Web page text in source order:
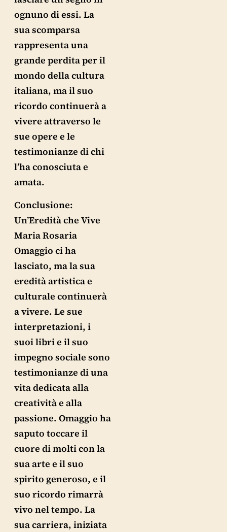
ognuno di essi. La
sua scomparsa
rappresenta una
grande perdita per il
mondo della cultura
italiana, ma il suo
ricordo continuerà a
vivere attraverso le
sue opere e le
testimonianze di chi
l’ha conosciuta e
amata.
Conclusione:
Un’Eredità che Vive
Maria Rosaria
Omaggio ci ha
lasciato, ma la sua
eredità artistica e
culturale continuerà
a vivere. Le sue
interpretazioni, i
suoi libri e il suo
impegno sociale sono
testimonianze di una
vita dedicata alla
creatività e alla
passione. Omaggio ha
saputo toccare il
cuore di molti con la
sua arte e il suo
spirito generoso, e il
suo ricordo rimarrà
vivo nel tempo. La
sua carriera, iniziata